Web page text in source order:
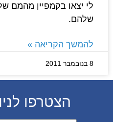
לי יצאו בקמפיין מהמם
שלהם.
להמשך הקריאה »
8 בנובמבר 2011
הצטרפו